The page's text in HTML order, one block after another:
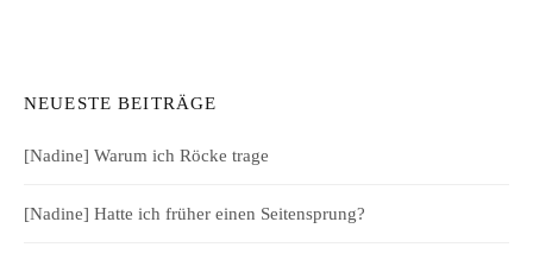
NEUESTE BEITRÄGE
[Nadine] Warum ich Röcke trage
[Nadine] Hatte ich früher einen Seitensprung?